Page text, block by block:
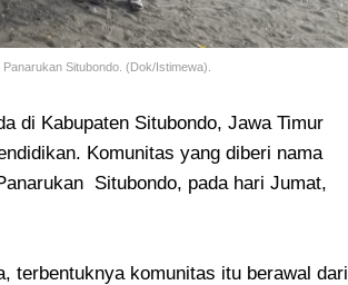
Situbondo. (Dok/Istimewa).
di Kabupaten Situbondo, Jawa Timur
Komunitas yang diberi nama
Situbondo, pada hari Jumat,
terbentuknya komunitas itu berawal dari